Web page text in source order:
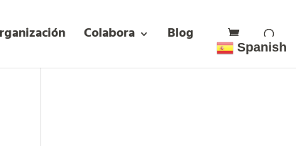
Colabora Blog
Spanish